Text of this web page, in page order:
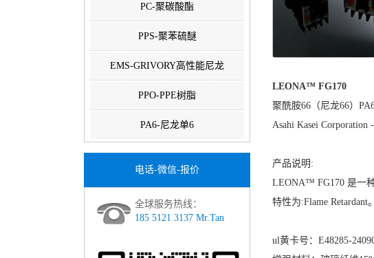
PC-聚碳酸酯
PPS-聚苯硫醚
EMS-GRIVORY高性能尼龙
PPO-PPE树脂
PA6-尼龙单6
电话-微信-报价
全球服务热线：
185 5121 3137 Mr.Tan
LEONA™ FG170
聚酰胺66（尼龙66）
Asahi Kasei
产品说明:
LEONA™ FG170 是一
特性为:Flame Retardant。
ul黄卡号：E48285-